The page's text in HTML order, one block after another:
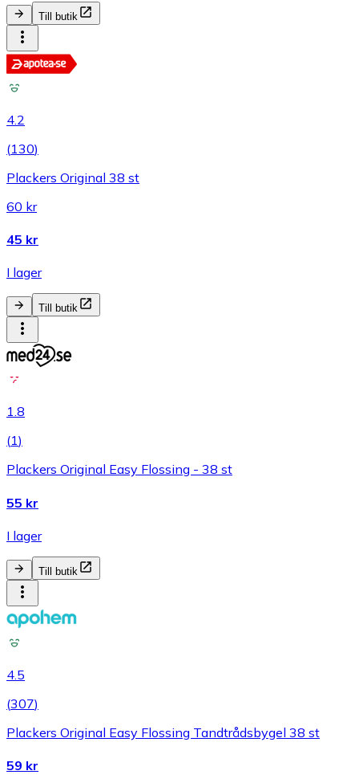
Till butik
4.2
(130)
Plackers Original 38 st
60 kr
45 kr
I lager
Till butik
1.8
(1)
Plackers Original Easy Flossing - 38 st
55 kr
I lager
Till butik
4.5
(307)
Plackers Original Easy Flossing Tandtrådsbygel 38 st
59 kr